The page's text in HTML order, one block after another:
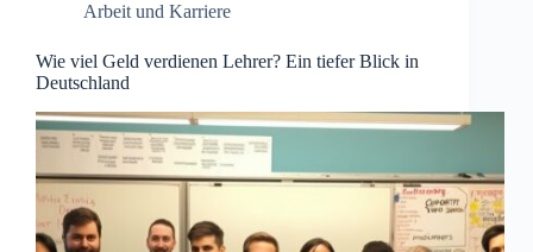
Arbeit und Karriere
Wie viel Geld verdienen Lehrer? Ein tiefer Blick in
Deutschland